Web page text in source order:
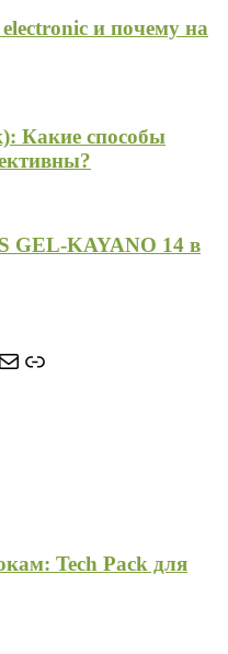
и почему на
Какие способы
GEL-KAYANO 14 в
t.me/stoneforest
ПочтаСсылка
Tech Pack для